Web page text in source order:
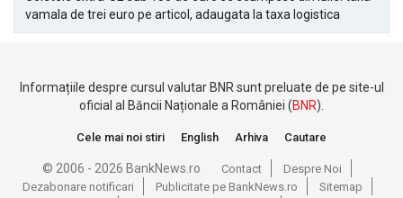
vamala de trei euro pe articol, adaugata la taxa logistica
Informațiile despre cursul valutar BNR sunt preluate de pe site-ul
oficial al Băncii Naționale a României (BNR).
Cele mai noi stiri English Arhiva Cautare
© 2006 - 2026 BankNews.ro Contact
Despre Noi
Dezabonare notificari
Publicitate pe BankNews.ro Sitemap